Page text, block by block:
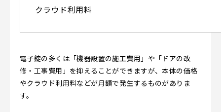
クラウド利用料
電子錠の多くは「機器設置の施工費用」や「ドアの改
修・工事費用」を抑えることができますが、本体の価格
やクラウド利用料などが月額で発生するものがありま
す。